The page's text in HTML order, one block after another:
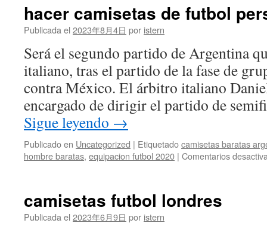
hacer camisetas de futbol
Publicada el 2023年8月4日 por istern
Será el segundo partido de Argentina
italiano, tras el partido de la fase de
contra México. El árbitro italiano
encargado de dirigir el partido de
Sigue leyendo →
Publicado en Uncategorized | Etiquetadocamisetas baratas
hombre baratas, equipacion futbol 2020 | Comentarios
camisetas futbol londres
Publicada el 2023年6月9日 por istern